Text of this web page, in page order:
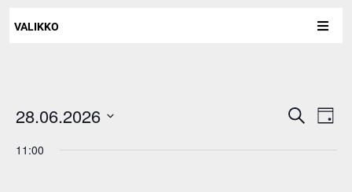
VALIKKO
Events
Search
Day
28.06.2026
date.
11:00